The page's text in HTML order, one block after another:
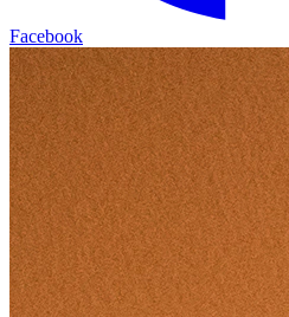
Facebook